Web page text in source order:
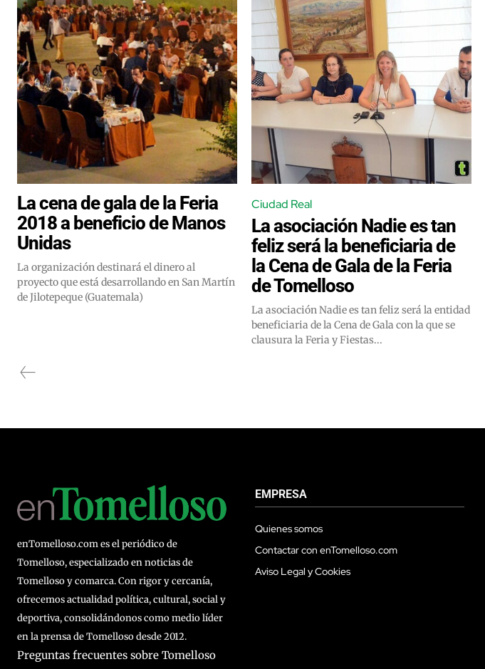
La cena de gala de la Feria
2018 a beneficio de Manos
Unidas
La organización destinará el dinero al
proyecto que está desarrollando en San Martín
de Jilotepeque (Guatemala)
Ciudad Real
La asociación Nadie es tan
feliz será la beneficiaria de
la Cena de Gala de la Feria
de Tomelloso
La asociación Nadie es tan feliz será la entidad
beneficiaria de la Cena de Gala con la que se
clausura la Feria y Fiestas...
enTomelloso.com es el periódico de
Tomelloso, especializado en noticias de
Tomelloso y comarca. Con rigor y cercanía,
ofrecemos actualidad política, cultural, social y
deportiva, consolidándonos como medio líder
en la prensa de Tomelloso desde 2012.
Preguntas frecuentes sobre Tomelloso
EMPRESA
Quienes somos
Contactar con enTomelloso.com
Aviso Legal y Cookies